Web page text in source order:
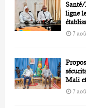
ligne
7
Mali
7